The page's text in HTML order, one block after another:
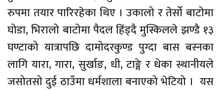
रुपमा तयार पारिरहेका थिए । उकालो र तेर्सो बाटोमा
घोडा, भिरालो बाटोमा पैदल हिँड्दै मुस्किलले झण्डै १३
घण्टाको यात्रापछि दामोदरकुण्ड पुग्दा बास बस्नका
लागि यारा, गारा, सुर्खाङ, धी, टाङ्गे र धेका स्थानीयले
जसोतसो दुई ठाउँमा धर्मशाला बनाएको भेटियो । यस